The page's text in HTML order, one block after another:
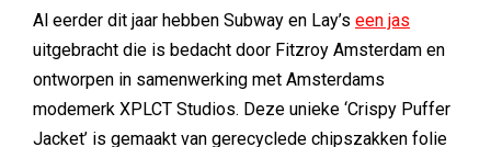
Al eerder dit jaar hebben Subway en Lay’s een jas
uitgebracht die is bedacht door Fitzroy Amsterdam en
ontworpen in samenwerking met Amsterdams
modemerk XPLCT Studios. Deze unieke ‘Crispy Puffer
Jacket’ is gemaakt van gerecyclede chipszakken folie